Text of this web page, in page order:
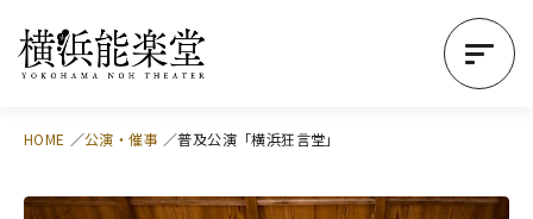
HOME 公演・催事 普及公演「横浜狂言堂」